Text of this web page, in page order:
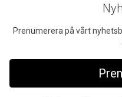
Prenumerera på vårt